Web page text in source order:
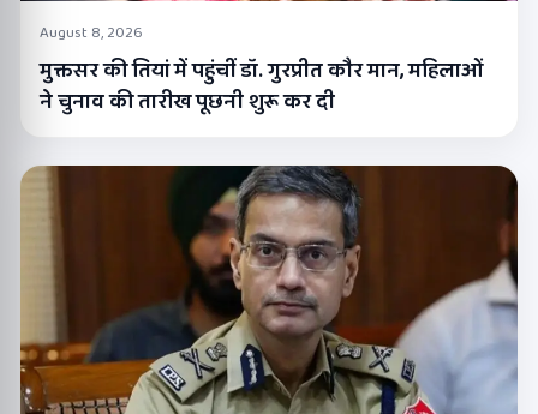
August 8, 2026
मुक्तसर की तियां में पहुंचीं डॉ. गुरप्रीत कौर मान, महिलाओं
ने चुनाव की तारीख पूछनी शुरू कर दी